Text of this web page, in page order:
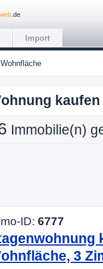
web .de
Import
kaufen
Immobilie(n)
ID: 6777
3